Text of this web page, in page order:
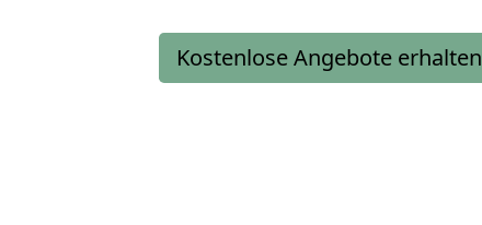
Kostenlose Angebote erhalten